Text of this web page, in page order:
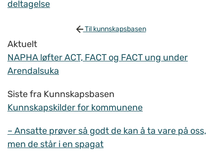
deltagelse
Til kunnskapsbasen
Aktuelt
NAPHA løfter ACT, FACT og FACT ung under
Arendalsuka
Siste fra Kunnskapsbasen
Kunnskapskilder for kommunene
– Ansatte prøver så godt de kan å ta vare på oss,
men de står i en spagat